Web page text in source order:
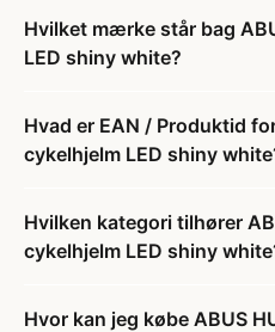
Hvilket mærke står bag
LED shiny white?
Hvad er EAN / Produktid
cykelhjelm LED shiny
Hvilken kategori tilhører
cykelhjelm LED shiny
Hvor kan jeg købe ABUS